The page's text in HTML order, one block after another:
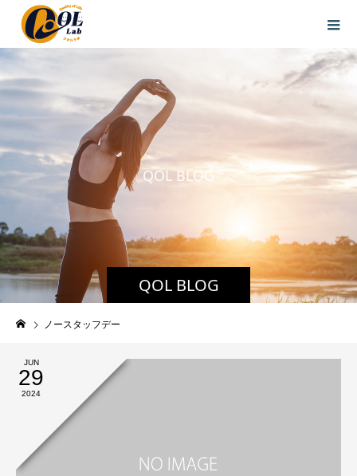
QOL BLOG
QOL BLOG
ノースタッフデー
JUN
29
2024